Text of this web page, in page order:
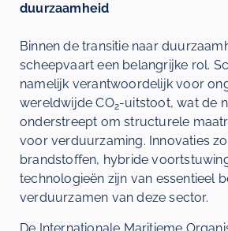
duurzaamheid
Binnen de transitie naar
scheepvaart een belangrijke rol.
namelijk verantwoordelijk voor
wereldwijde CO2-uitstoot, wat de
onderstreept om structurele
voor verduurzaming. Innovaties
brandstoffen, hybride
technologieën zijn van essentieel
verduurzamen van deze sector.